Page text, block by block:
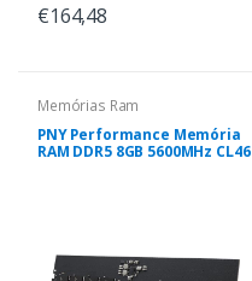
€164,48
Memórias Ram
PNY Performance Memória
RAM DDR5 8GB 5600MHz CL46